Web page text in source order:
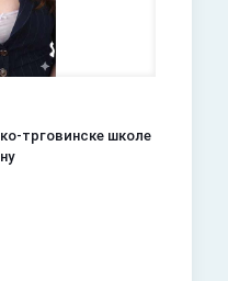
трговинске школе